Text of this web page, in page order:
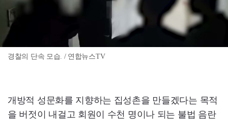
경찰의 단속 모습. / 연합뉴스TV
개방적 성문화를 지향하는 집성촌을 만들겠다는 목적
을 버젓이 내걸고 회원이 수천 명이나 되는 불법 음란